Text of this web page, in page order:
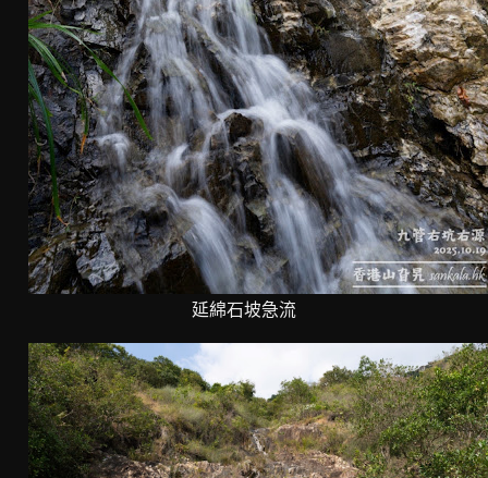
延綿石坡急流